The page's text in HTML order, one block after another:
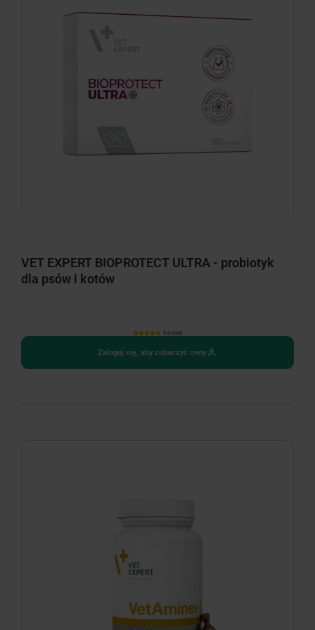
VET EXPERT BIOPROTECT ULTRA - probiotyk
dla psów i kotów
5.0 (180)
Zaloguj się, aby zobaczyć ceny